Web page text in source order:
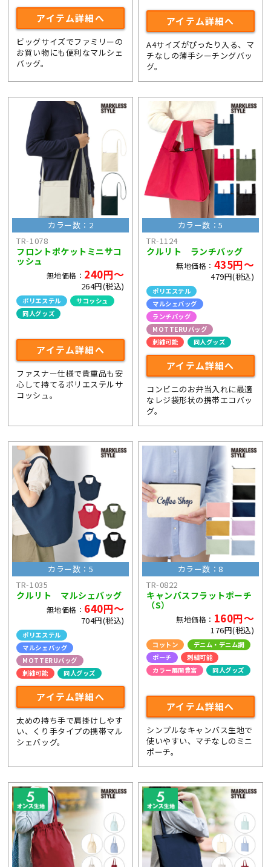
アイテム詳細へ
ビッグサイズでファミリーの
お買い物にも便利なマルシェ
バッグ。
アイテム詳細へ
A4サイズがぴったり入る、マ
チなしの薄手シーチングバッ
グ。
カラー数：2
TR-1078
フロントポケットミニサコ
ッシュ
無地価格： 240円～
264円(税込)
ポリエステル
サコッシュ
同人グッズ
アイテム詳細へ
ファスナー仕様で貴重品も安
心して持てるポリエステルサ
コッシュ。
カラー数：5
TR-1124
クルリト ランチバッグ
無地価格： 435円～
479円(税込)
ポリエステル
マルシェバッグ
ランチバッグ
MOTTERUバッグ
刺繍可能
同人グッズ
アイテム詳細へ
コンビニのお弁当入れに最適
なレジ袋形状の携帯エコバッ
グ。
カラー数：5
TR-1035
クルリト マルシェバッグ
無地価格： 640円～
704円(税込)
ポリエステル
マルシェバッグ
MOTTERUバッグ
刺繍可能
同人グッズ
アイテム詳細へ
太めの持ち手で肩掛けしやす
い、くり手タイプの携帯マル
シェバッグ。
カラー数：8
TR-0822
キャンバスフラットポーチ
（S）
無地価格： 160円～
176円(税込)
コットン
デニム・デニム調
ポーチ
刺繍可能
カラー展開豊富
同人グッズ
アイテム詳細へ
シンプルなキャンバス生地で
使いやすい、マチなしのミニ
ポーチ。